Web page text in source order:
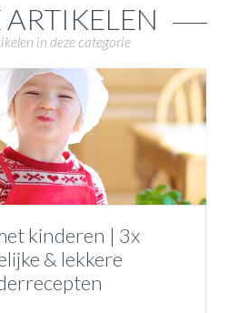
ARTIKELEN
in deze categorie
kinderen | 3x
& lekkere